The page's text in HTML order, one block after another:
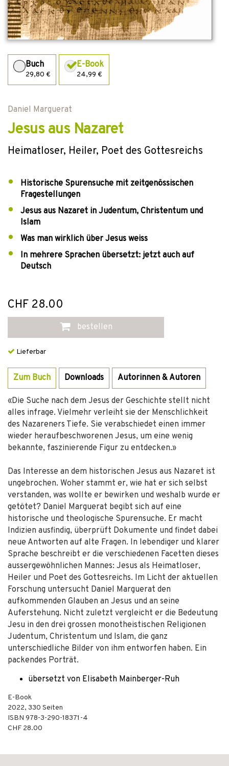
Buch
29,80 €
E-Book
24,99 €
Daniel Marguerat
Jesus aus Nazaret
Heimatloser, Heiler, Poet des Gottesreichs
Historische Spurensuche mit zeitgenössischen
Fragestellungen
Jesus aus Nazaret in Judentum, Christentum und
Islam
Was man wirklich über Jesus weiss
In mehrere Sprachen übersetzt: jetzt auch auf
Deutsch
CHF 28.00
bestellen
Lieferbar
Zum Buch Downloads Autorinnen & Autoren
«Die Suche nach dem Jesus der Geschichte stellt nicht
alles infrage. Vielmehr verleiht sie der Menschlichkeit
des Nazareners Tiefe. Sie verabschiedet einen immer
wieder heraufbeschworenen Jesus, um eine wenig
bekannte, faszinierende Figur zu entdecken.»
Das Interesse an dem historischen Jesus aus Nazaret ist
ungebrochen. Woher stammt er, wie hat er sich selbst
verstanden, was wollte er bewirken und weshalb wurde er
getötet? Daniel Marguerat begibt sich auf eine
historische und theologische Spurensuche. Er macht
Indizien ausfindig, überprüft Dokumente und findet dabei
neue Antworten auf alte Fragen. In lebendiger und klarer
Sprache beschreibt er die verschiedenen Facetten dieses
aussergewöhnlichen Mannes: Jesus als Heimatloser,
Heiler und Poet des Gottesreichs. Im Licht der aktuellen
Forschung untersucht Daniel Marguerat den
aufkommenden Glauben an Jesus und an seine
Auferstehung. Nicht zuletzt vergleicht er die Bedeutung
Jesu in den drei grossen monotheistischen Religionen
Judentum, Christentum und Islam, die ganz
unterschiedliche Bilder von ihm entworfen haben. Ein
packendes Porträt.
übersetzt von Elisabeth Mainberger-Ruh
E-Book
2022, 330 Seiten
ISBN 978-3-290-18371-4
CHF 28.00